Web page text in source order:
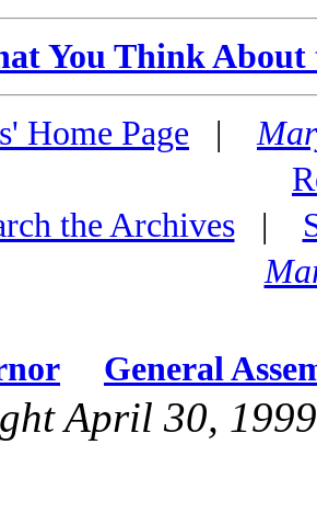
You Think
Home Page |
the Archives|
General
April 30,